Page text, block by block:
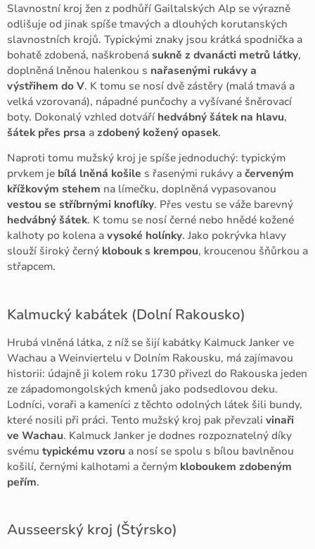
Slavnostní kroj žen z podhůří Gailtalských Alp se výrazně
odlišuje od jinak spíše tmavých a dlouhých korutanských
slavnostních krojů. Typickými znaky jsou krátká spodnička a
bohatě zdobená, naškrobená sukně z dvanácti metrů látky,
doplněná lněnou halenkou s nařasenými rukávy a
výstřihem do V. K tomu se nosí dvě zástěry (malá tmavá a
velká vzorovaná), nápadné punčochy a vyšívané šněrovací
boty. Dokonalý vzhled dotváří hedvábný šátek na hlavu,
šátek přes prsa a zdobený kožený opasek.
Naproti tomu mužský kroj je spíše jednoduchý: typickým
prvkem je bílá lněná košile s řasenými rukávy a červeným
křížkovým stehem na límečku, doplněná vypasovanou
vestou se stříbrnými knoflíky. Přes vestu se váže barevný
hedvábný šátek. K tomu se nosí černé nebo hnědé kožené
kalhoty po kolena a vysoké holínky. Jako pokrývka hlavy
slouží široký černý klobouk s krempou, kroucenou šňůrkou a
střapcem.
Kalmucký kabátek (Dolní Rakousko)
Hrubá vlněná látka, z níž se šijí kabátky Kalmuck Janker ve
Wachau a Weinviertelu v Dolním Rakousku, má zajímavou
historii: údajně ji kolem roku 1730 přivezl do Rakouska jeden
ze západomongolských kmenů jako podsedlovou deku.
Lodníci, voraři a kameníci z těchto odolných látek šili bundy,
které nosili při práci. Tento mužský kroj pak převzali vinaři
ve Wachau. Kalmuck Janker je dodnes rozpoznatelný díky
svému typickému vzoru a nosí se spolu s bílou bavlněnou
košilí, černými kalhotami a černým kloboukem zdobeným
peřím.
Ausseerský kroj (Štýrsko)